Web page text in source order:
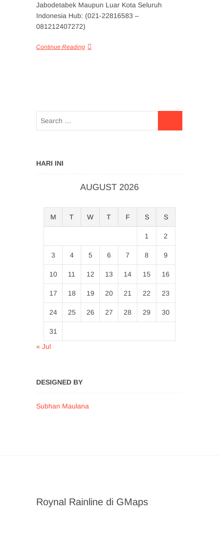
Jabodetabek Maupun Luar Kota Seluruh
Indonesia Hub: (021-22816583 –
081212407272)
Continue Reading
HARI INI
AUGUST 2026
M T W T F S S
1 2
3 4 5 6 7 8 9
10 11 12 13 14 15 16
17 18 19 20 21 22 23
24 25 26 27 28 29 30
31
« Jul
DESIGNED BY
Subhan Maulana
Roynal Rainline di GMaps